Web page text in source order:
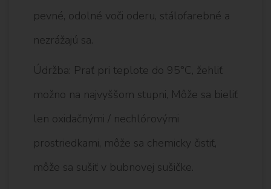
pevné, odolné voči oderu, stálofarebné a
nezrážajú sa.
Údržba: Prať pri teplote do 95°C, žehliť
možno na najvyššom stupni, Môže sa bieliť
len oxidačnými / nechlórovými
prostriedkami, môže sa chemicky čistiť,
môže sa sušiť v bubnovej sušičke.